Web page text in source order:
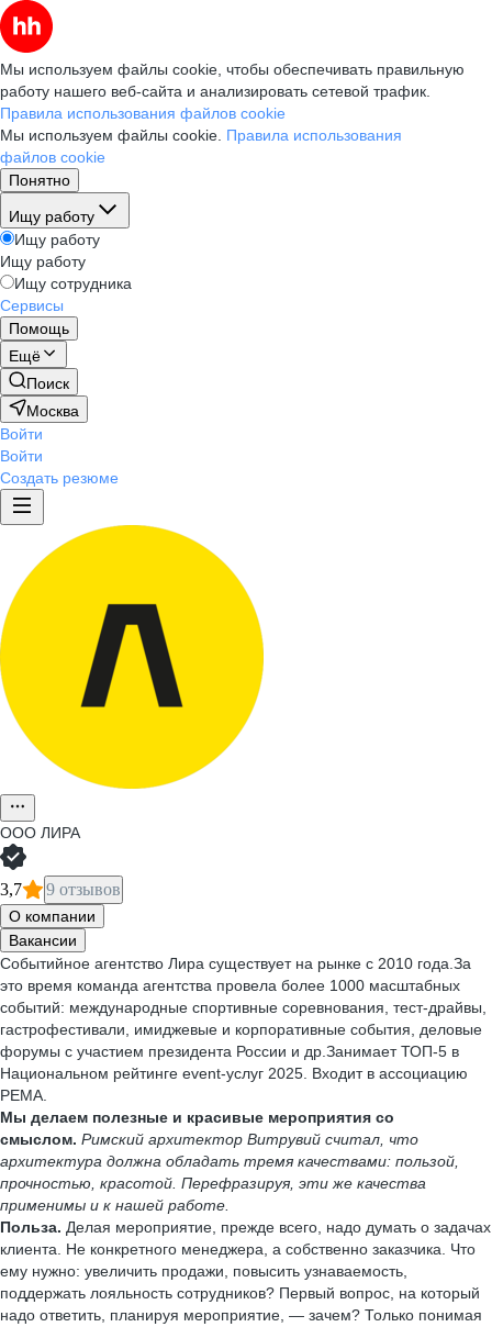
Мы используем файлы cookie, чтобы обеспечивать правильную
работу нашего веб-сайта и анализировать сетевой трафик.
Правила использования файлов cookie
Мы используем файлы cookie. Правила использования
файлов cookie
Понятно
Ищу работу
Ищу работу
Ищу работу
Ищу сотрудника
Сервисы
Помощь
Ещё
Поиск
Москва
Войти
Войти
Создать резюме
ООО ЛИРА
3,7 9 отзывов
О компании
Вакансии
Событийное агентство Лира существует на рынке с 2010 года.За
это время команда агентства провела более 1000 масштабных
событий: международные спортивные соревнования, тест-драйвы,
гастрофестивали, имиджевые и корпоративные события, деловые
форумы с участием президента России и др.Занимает ТОП-5 в
Национальном рейтинге event-услуг 2025. Входит в ассоциацию
РЕМА.
Мы делаем полезные и красивые мероприятия со
смыслом. Римский архитектор Витрувий считал, что
архитектура должна обладать тремя качествами: пользой,
прочностью, красотой. Перефразируя, эти же качества
применимы и к нашей работе.
Польза. Делая мероприятие, прежде всего, надо думать о задачах
клиента. Не конкретного менеджера, а собственно заказчика. Что
ему нужно: увеличить продажи, повысить узнаваемость,
поддержать лояльность сотрудников? Первый вопрос, на который
надо ответить, планируя мероприятие, — зачем? Только понимая